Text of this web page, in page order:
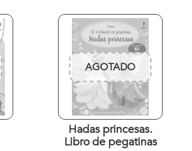
AGOTADO
Hadas princesas.
Libro de pegatinas